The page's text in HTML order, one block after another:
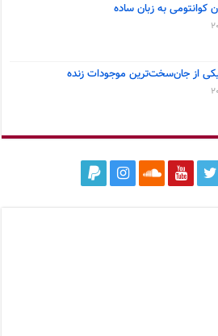
کوانتومی به زبان ساده
یکی از جان‌سخت‌ترین موجودات زنده